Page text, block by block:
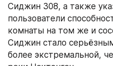
Сиджин 308, а также
пользователи
комнаты на том же и
Сиджин стало
более экстремальной,